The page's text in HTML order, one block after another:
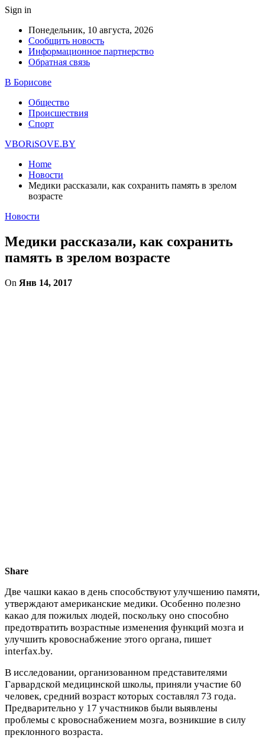
Sign in
Понедельник, 10 августа, 2026
Сообщить новость
Информационное партнерство
Обратная связь
В Борисове
Общество
Происшествия
Спорт
VBORiSOVE.BY
Home
Новости
Медики рассказали, как сохранить память в зрелом
возрасте
Новости
Медики рассказали, как сохранить
память в зрелом возрасте
On Янв 14, 2017
Share
Две чашки какао в день способствуют улучшению памяти,
утверждают американские медики. Особенно полезно
какао для пожилых людей, поскольку оно способно
предотвратить возрастные изменения функций мозга и
улучшить кровоснабжение этого органа, пишет
interfax.by.
В исследовании, организованном представителями
Гарвардской медицинской школы, приняли участие 60
человек, средний возраст которых составлял 73 года.
Предварительно у 17 участников были выявлены
проблемы с кровоснабжением мозга, возникшие в силу
преклонного возраста.